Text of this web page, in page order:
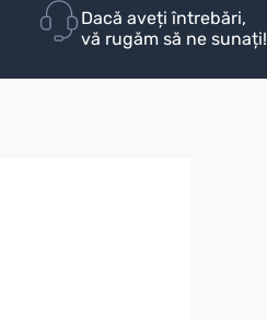
Dacă aveți întrebări,
vă rugăm să ne sunați!